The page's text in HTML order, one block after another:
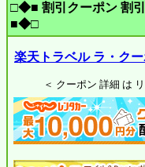
□◆■ 割引クーポン 割
■◆□
楽天トラベル ラ・ク
＜ クーポン 詳細 は